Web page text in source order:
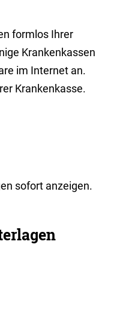
formlos Ihrer
Krankenkassen
im Internet an.
Krankenkasse.
sofort anzeigen.